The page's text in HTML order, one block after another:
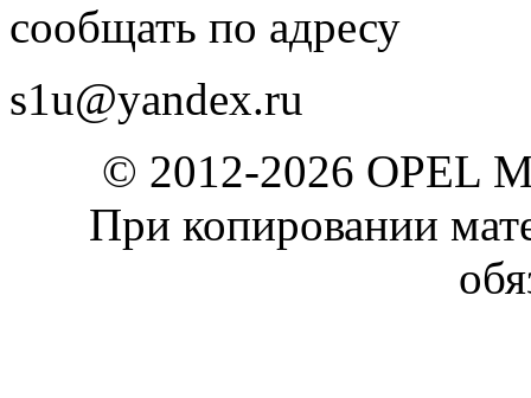
сообщать по адресу
s1u@yandex.ru
© 2012-2026 OPEL
При копировании